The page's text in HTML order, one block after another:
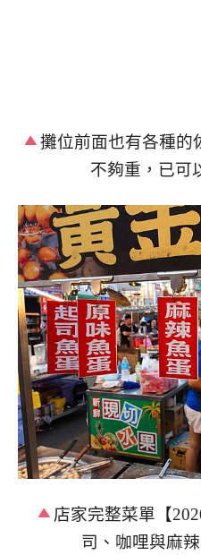
攤位前面也有各種的
不夠重，已可
店家完整菜單【
司、咖哩與麻